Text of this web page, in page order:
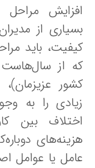
مراحل
از مدیران‌
باید مراحل‌
از سال‌هاست
عزیزمان)،
را به وجود
بین‌
یا عوامل‌